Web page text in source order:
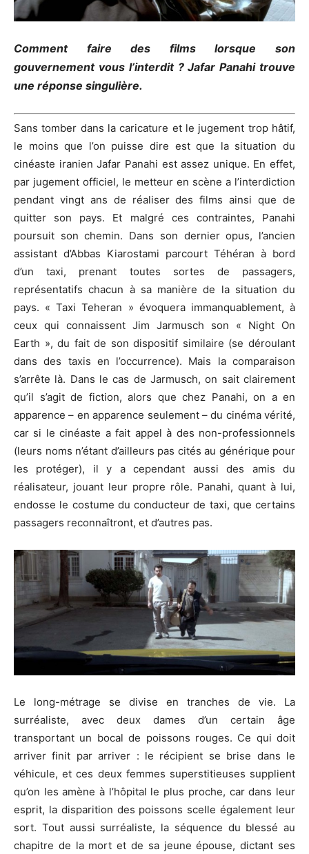
Comment faire des films lorsque son
gouvernement vous l’interdit ? Jafar Panahi trouve
une réponse singulière.
Sans tomber dans la caricature et le jugement trop hâtif,
le moins que l’on puisse dire est que la situation du
cinéaste iranien Jafar Panahi est assez unique. En effet,
par jugement officiel, le metteur en scène a l’interdiction
pendant vingt ans de réaliser des films ainsi que de
quitter son pays. Et malgré ces contraintes, Panahi
poursuit son chemin. Dans son dernier opus, l’ancien
assistant d’Abbas Kiarostami parcourt Téhéran à bord
d’un taxi, prenant toutes sortes de passagers,
représentatifs chacun à sa manière de la situation du
pays. « Taxi Teheran » évoquera immanquablement, à
ceux qui connaissent Jim Jarmusch son « Night On
Earth », du fait de son dispositif similaire (se déroulant
dans des taxis en l’occurrence). Mais la comparaison
s’arrête là. Dans le cas de Jarmusch, on sait clairement
qu’il s’agit de fiction, alors que chez Panahi, on a en
apparence – en apparence seulement – du cinéma vérité,
car si le cinéaste a fait appel à des non-professionnels
(leurs noms n’étant d’ailleurs pas cités au générique pour
les protéger), il y a cependant aussi des amis du
réalisateur, jouant leur propre rôle. Panahi, quant à lui,
endosse le costume du conducteur de taxi, que certains
passagers reconnaîtront, et d’autres pas.
Le long-métrage se divise en tranches de vie. La
surréaliste, avec deux dames d’un certain âge
transportant un bocal de poissons rouges. Ce qui doit
arriver finit par arriver : le récipient se brise dans le
véhicule, et ces deux femmes superstitieuses supplient
qu’on les amène à l’hôpital le plus proche, car dans leur
esprit, la disparition des poissons scelle également leur
sort. Tout aussi surréaliste, la séquence du blessé au
chapitre de la mort et de sa jeune épouse, dictant ses